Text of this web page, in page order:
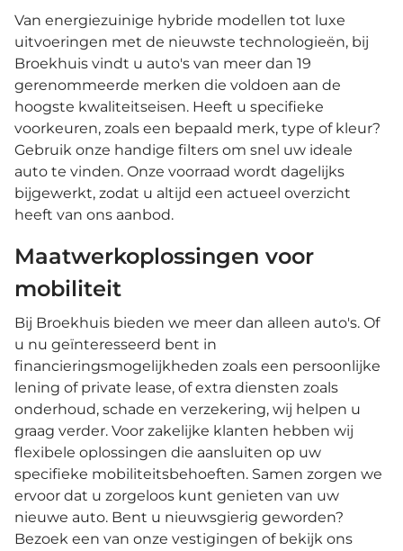
Van energiezuinige hybride modellen tot luxe
uitvoeringen met de nieuwste technologieën, bij
Broekhuis vindt u auto's van meer dan 19
gerenommeerde merken die voldoen aan de
hoogste kwaliteitseisen. Heeft u specifieke
voorkeuren, zoals een bepaald merk, type of kleur?
Gebruik onze handige filters om snel uw ideale
auto te vinden. Onze voorraad wordt dagelijks
bijgewerkt, zodat u altijd een actueel overzicht
heeft van ons aanbod.
Maatwerkoplossingen voor
mobiliteit
Bij Broekhuis bieden we meer dan alleen auto's. Of
u nu geïnteresseerd bent in
financieringsmogelijkheden zoals een persoonlijke
lening of private lease, of extra diensten zoals
onderhoud, schade en verzekering, wij helpen u
graag verder. Voor zakelijke klanten hebben wij
flexibele oplossingen die aansluiten op uw
specifieke mobiliteitsbehoeften. Samen zorgen we
ervoor dat u zorgeloos kunt genieten van uw
nieuwe auto. Bent u nieuwsgierig geworden?
Bezoek een van onze vestigingen of bekijk ons